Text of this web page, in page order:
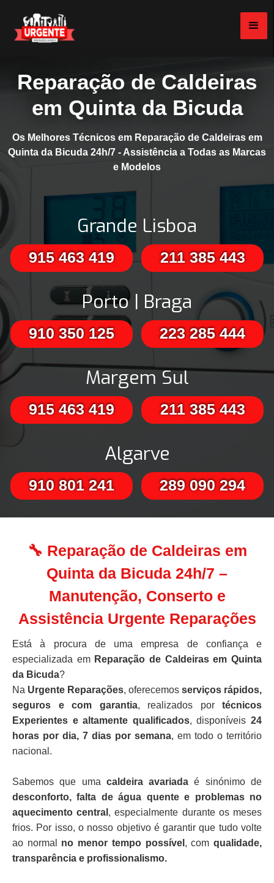
Reparação de Caldeiras
em Quinta da Bicuda
Os Melhores Técnicos em Reparação de Caldeiras em
Quinta da Bicuda 24h/7 - Assistência a Todas as Marcas
e Modelos
Grande Lisboa
915 463 419 211 385 443
Porto | Braga
910 350 125 223 285 444
Margem Sul
915 463 419 211 385 443
Algarve
910 801 241 289 090 294
🔧 Reparação de Caldeiras em
Quinta da Bicuda 24h/7 –
Manutenção, Conserto e
Assistência Urgente Reparações
Está à procura de uma empresa de confiança e
especializada em Reparação de Caldeiras em Quinta
da Bicuda?
Na Urgente Reparações, oferecemos serviços rápidos,
seguros e com garantia, realizados por técnicos
Experientes e altamente qualificados, disponíveis24
horas por dia, 7 dias por semana, em todo o território
nacional.
Sabemos que uma caldeira avariada é sinónimo de
desconforto, falta de água quente e problemas no
aquecimento central , especialmente durante os meses
frios. Por isso, o nosso objetivo é garantir que tudo volte
ao normal no menor tempo possível , comqualidade,
transparência e profissionalismo.